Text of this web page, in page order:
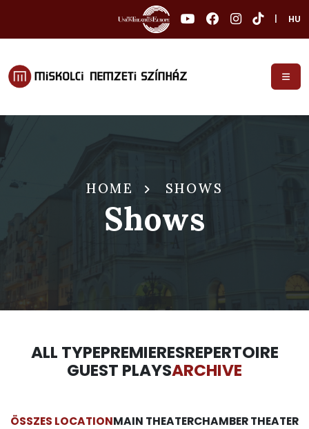
HU
HOME SHOWS
Shows
ALL TYPEPREMIERESREPERTOIRE
GUEST PLAYSARCHIVE
ÖSSZES LOCATIONMAIN THEATERCHAMBER THEATER